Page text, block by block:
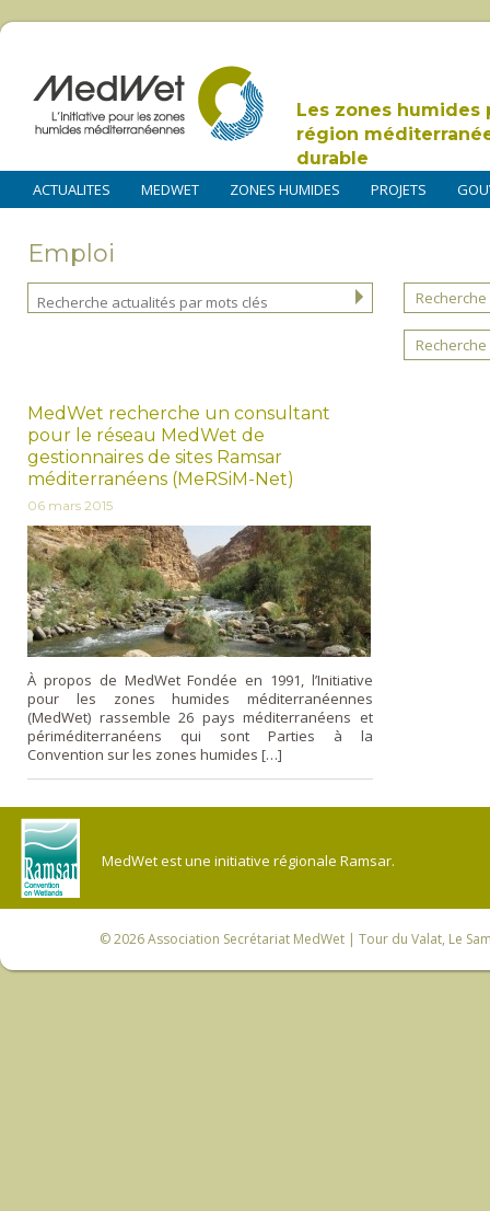
Les zones humides
région
durable
ACTUALITES MEDWET ZONES HUMIDES PROJETS
Emploi
MedWet recherche un consultant
pour le réseau MedWet de
gestionnaires de sites Ramsar
méditerranéens (MeRSiM-Net)
06 mars 2015
À propos de MedWet Fondée en 1991, l’Initiative
pour les zones humides méditerranéennes
(MedWet) rassemble 26 pays méditerranéens et
périméditerranéens qui sont Parties à la
Convention sur les zones humides […]
MedWet est une initiative régionale Ramsar.
© 2026Association Secrétariat MedWet | Tour du Valat, Le